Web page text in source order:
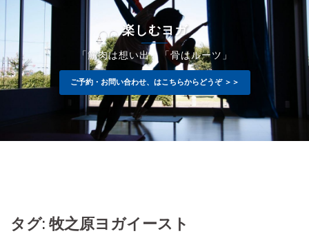
楽しむヨガ
「筋肉は想い出」「骨はルーツ」
ご予約・お問い合わせ、はこちらからどうぞ ＞＞
タグ: 牧之原ヨガイースト